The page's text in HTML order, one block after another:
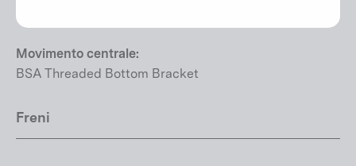
1 x 11
Movimento centrale:
BSA Threaded Bottom Bracket
Freni